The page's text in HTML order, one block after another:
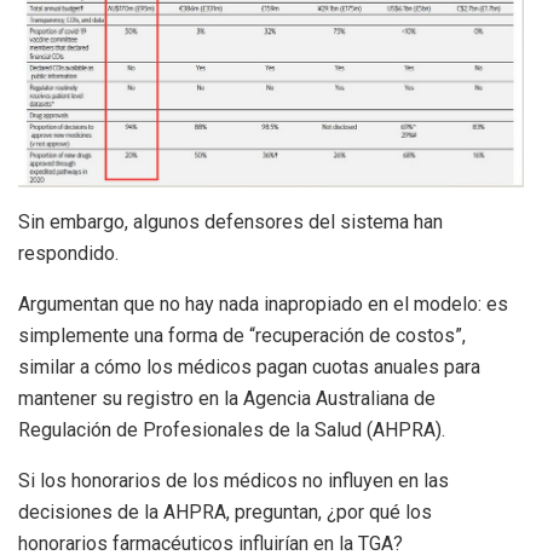
Sin embargo, algunos defensores del sistema han
respondido.
Argumentan que no hay nada inapropiado en el modelo: es
simplemente una forma de “recuperación de costos”,
similar a cómo los médicos pagan cuotas anuales para
mantener su registro en la Agencia Australiana de
Regulación de Profesionales de la Salud (AHPRA).
Si los honorarios de los médicos no influyen en las
decisiones de la AHPRA, preguntan, ¿por qué los
honorarios farmacéuticos influirían en la TGA?